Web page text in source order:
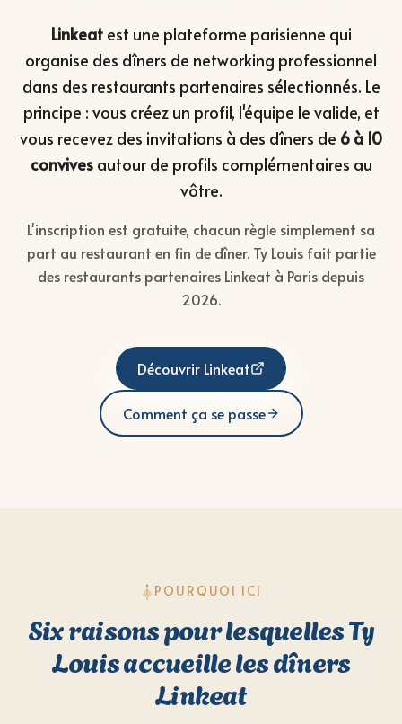
Linkeatest une plateforme parisienne qui
organise des dîners de networking professionnel
dans des restaurants partenaires sélectionnés. Le
principe : vous créez un profil, l'équipe le valide, et
vous recevez des invitations à des dîners de 6 à 10
convivesautour de profils complémentaires au
vôtre.
L'inscription est gratuite, chacun règle simplement sa
part au restaurant en fin de dîner. Ty Louis fait partie
des restaurants partenaires Linkeat à Paris depuis
2026.
Découvrir Linkeat
Comment ça se passe
POURQUOI ICI
Six raisons pour lesquelles Ty
Louis accueille les dîners
Linkeat